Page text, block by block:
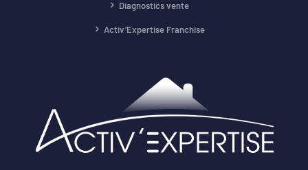
Diagnostics vente
Activ’Expertise Franchise